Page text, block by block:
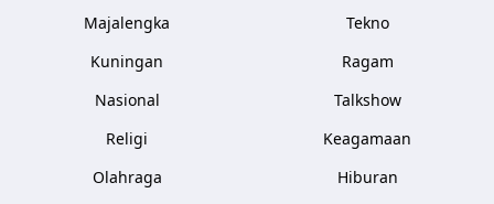
Majalengka
Kuningan
Nasional
Religi
Olahraga
Tekno
Ragam
Talkshow
Keagamaan
Hiburan